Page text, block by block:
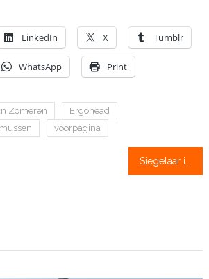
LinkedIn X Tumblr
WhatsApp Print
Zomeren
Ergohead
voorpagina